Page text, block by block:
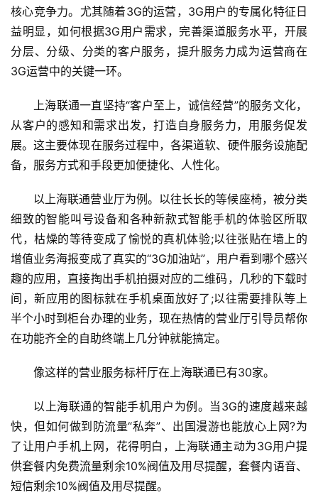
核心竞争力。尤其随着3G的运营，3G用户的专属化特征日
益明显，如何根据3G用户需求，完善渠道服务水平，开展
分层、分级、分类的客户服务，提升服务力成为运营商在
3G运营中的关键一环。
上海联通一直坚持“客户至上，诚信经营”的服务文化，
从客户的感知和需求出发，打造自身服务力，用服务促发
展。这主要体现在服务过程中，各渠道软、硬件服务设施配
备，服务方式和手段更加便捷化、人性化。
以上海联通营业厅为例。以往长长的等候座椅，被分类
细致的智能叫号设备和各种新款式智能手机的体验区所取
代，枯燥的等待变成了愉悦的真机体验;以往张贴在墙上的
增值业务海报变成了真实的“3G加油站”，用户看到哪个感兴
趣的应用，直接掏出手机拍摄对应的二维码，几秒的下载时
间，新应用的图标就在手机桌面放好了;以往需要排队等上
半个小时到柜台办理的业务，现在热情的营业厅引导员帮你
在功能齐全的自助终端上几分钟就能搞定。
像这样的营业服务标杆厅在上海联通已有30家。
以上海联通的智能手机用户为例。当3G的速度越来越
快，但如何做到防流量“私奔”、出国漫游也能放心上网?为
了让用户手机上网，花得明白，上海联通主动为3G用户提
供套餐内免费流量剩余10%阀值及用尽提醒，套餐内语音、
短信剩余10%阀值及用尽提醒。